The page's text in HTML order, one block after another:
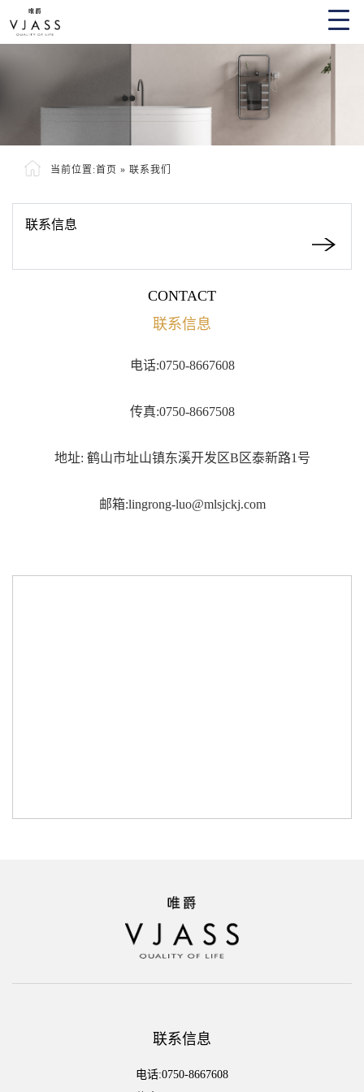
当前位置:首页 » 联系我们
联系信息
CONTACT
联系信息
电话:0750-8667608
传真:0750-8667508
地址: 鹤山市址山镇东溪开发区B区泰新路1号
邮箱:lingrong-luo@mlsjckj.com
联系信息
电话:0750-8667608